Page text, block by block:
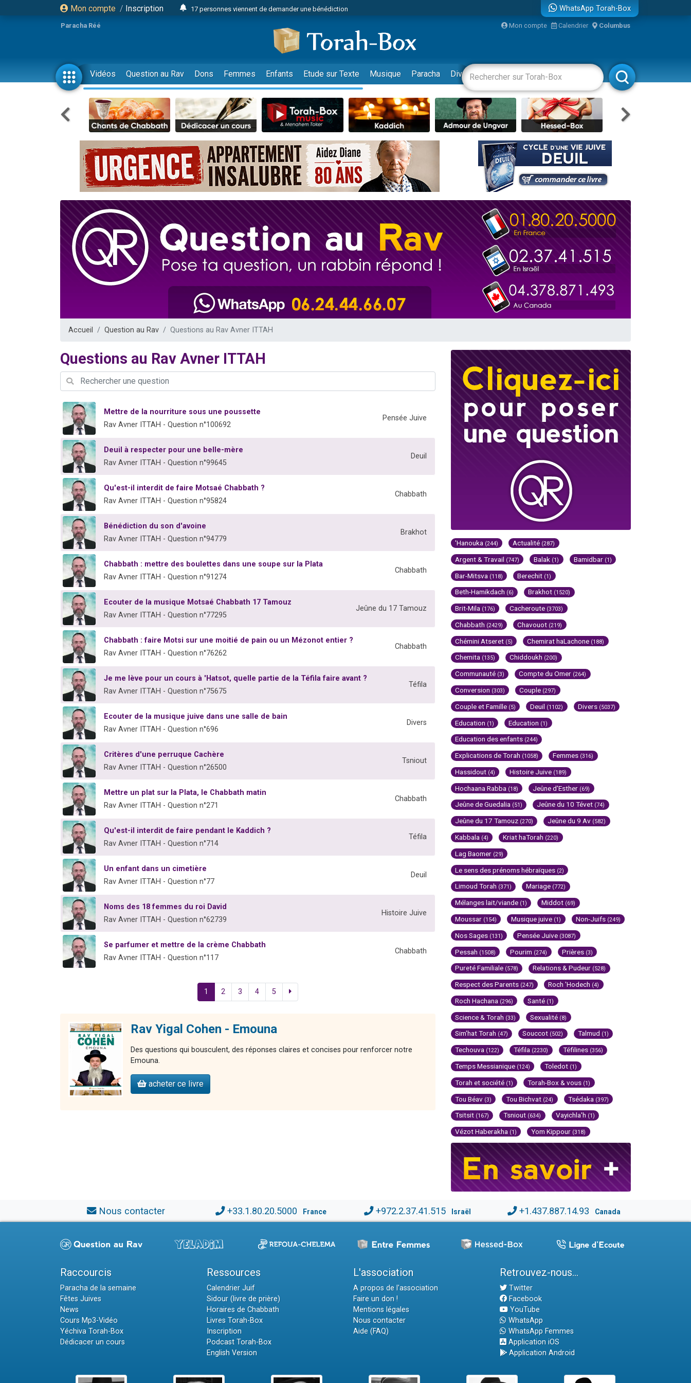
Mon compte / Inscription
17 personnes viennent de demander une bénédiction
23 personnes viennent de faire un don pour Diane, 80 ans, dans un appartement insalubre
Eva vient de donner son Maasser
4 personnes viennent de nous rejoindre sur WhatsApp
3 personnes viennent de nous rejoindre sur WhatsApp
Odaya vient de donner son Maasser
3 personnes viennent de faire un don pour 5 jours de vacances aux Orphelins
2 personnes viennent de nous rejoindre sur WhatsApp
13 personnes viennent de demander une bénédiction
Il reste 49 places pour étudier en groupe sur Zoom
30 personnes viennent de faire un don pour Sauvez la jambe de Yohan
12 nouvelles musiques dans Torah-Box Music
3 personnes viennent de nous rejoindre sur WhatsApp
2 personnes viennent de nous rejoindre sur WhatsApp
3 personnes viennent de nous rejoindre sur WhatsApp
8 personnes viennent de faire un don pour Tsédaka : pauvres d'Israel
Nouvelle émission radio : Visions de grandeur n°104 : Le Chabbath et le Birkat Hamazone à travers le temps
4 personnes viennent de nous rejoindre sur WhatsApp
WhatsApp Torah-Box
Paracha Réé Mon compte Calendrier Columbus
Vidéos Question au Rav Dons Femmes Enfants Etude sur Texte Musique Paracha Divertissements Livres Rabbanim
Accueil Question au Rav Questions au Rav Avner ITTAH
Questions au Rav Avner ITTAH
Mettre de la nourriture sous une poussette
Rav Avner ITTAH - Question n°100692
Pensée Juive
Deuil à respecter pour une belle-mère
Rav Avner ITTAH - Question n°99645
Deuil
Qu'est-il interdit de faire Motsaé Chabbath ?
Rav Avner ITTAH - Question n°95824
Chabbath
Bénédiction du son d'avoine
Rav Avner ITTAH - Question n°94779
Brakhot
Chabbath : mettre des boulettes dans une soupe sur la Plata
Rav Avner ITTAH - Question n°91274
Chabbath
Ecouter de la musique Motsaé Chabbath 17 Tamouz
Rav Avner ITTAH - Question n°77295
Jeûne du 17 Tamouz
Chabbath : faire Motsi sur une moitié de pain ou un Mézonot entier ?
Rav Avner ITTAH - Question n°76262
Chabbath
Je me lève pour un cours à 'Hatsot, quelle partie de la Téfila faire avant ?
Rav Avner ITTAH - Question n°75675
Téfila
Ecouter de la musique juive dans une salle de bain
Rav Avner ITTAH - Question n°696
Divers
Critères d'une perruque Cachère
Rav Avner ITTAH - Question n°26500
Tsniout
Mettre un plat sur la Plata, le Chabbath matin
Rav Avner ITTAH - Question n°271
Chabbath
Qu'est-il interdit de faire pendant le Kaddich ?
Rav Avner ITTAH - Question n°714
Téfila
Un enfant dans un cimetière
Rav Avner ITTAH - Question n°77
Deuil
Noms des 18 femmes du roi David
Rav Avner ITTAH - Question n°62739
Histoire Juive
Se parfumer et mettre de la crème Chabbath
Rav Avner ITTAH - Question n°117
Chabbath
1 2 3 4 5
Rav Yigal Cohen - Emouna
Des questions qui bousculent, des réponses claires et concises pour renforcer notre
Emouna.
acheter ce livre
'Hanouka (244) Actualité (287)
Argent & Travail (747) Balak (1) Bamidbar (1)
Bar-Mitsva (118) Berechit (1)
Beth-Hamikdach (6) Brakhot (1520)
Brit-Mila (176) Cacheroute (3703)
Chabbath (2429) Chavouot (219)
Chémini Atseret (5) Chemirat haLachone (188)
Chemita (135) Chiddoukh (200)
Communauté (3) Compte du Omer (264)
Conversion (303) Couple (297)
Couple et Famille (5) Deuil (1102) Divers (5037)
Education (1) Education (1)
Education des enfants (244)
Explications de Torah (1058) Femmes (316)
Hassidout (4) Histoire Juive (189)
Hochaana Rabba (18) Jeûne d'Esther (69)
Jeûne de Guedalia (51) Jeûne du 10 Tévet (74)
Jeûne du 17 Tamouz (270) Jeûne du 9 Av (582)
Kabbala (4) Kriat haTorah (220)
Lag Baomer (29)
Le sens des prénoms hébraïques (2)
Limoud Torah (371) Mariage (772)
Mélanges lait/viande (1) Middot (69)
Moussar (154) Musique juive (1) Non-Juifs (249)
Nos Sages (131) Pensée Juive (3087)
Pessah (1508) Pourim (274) Prières (3)
Pureté Familiale (578) Relations & Pudeur (528)
Respect des Parents (247) Roch 'Hodech (4)
Roch Hachana (296) Santé (1)
Science & Torah (33) Sexualité (8)
Sim'hat Torah (47) Souccot (502) Talmud (1)
Techouva (122) Téfila (2230) Téfilines (356)
Temps Messianique (124) Toledot (1)
Torah et société (1) Torah-Box & vous (1)
Tou Béav (3) Tou Bichvat (24) Tsédaka (397)
Tsitsit (167) Tsniout (634) Vayichla'h (1)
Vézot Haberakha (1) Yom Kippour (318)
Nous contacter +33.1.80.20.5000 France +972.2.37.41.515 Israël +1.437.887.14.93 Canada
Raccourcis
Paracha de la semaine
Fêtes Juives
News
Cours Mp3-Vidéo
Yéchiva Torah-Box
Dédicacer un cours
Ressources
Calendrier Juif
Sidour (livre de prière)
Horaires de Chabbath
Livres Torah-Box
Inscription
Podcast Torah-Box
English Version
L'association
A propos de l'association
Faire un don !
Mentions légales
Nous contacter
Aide (FAQ)
Retrouvez-nous...
Twitter
Facebook
YouTube
WhatsApp
WhatsApp Femmes
Application iOS
Application Android